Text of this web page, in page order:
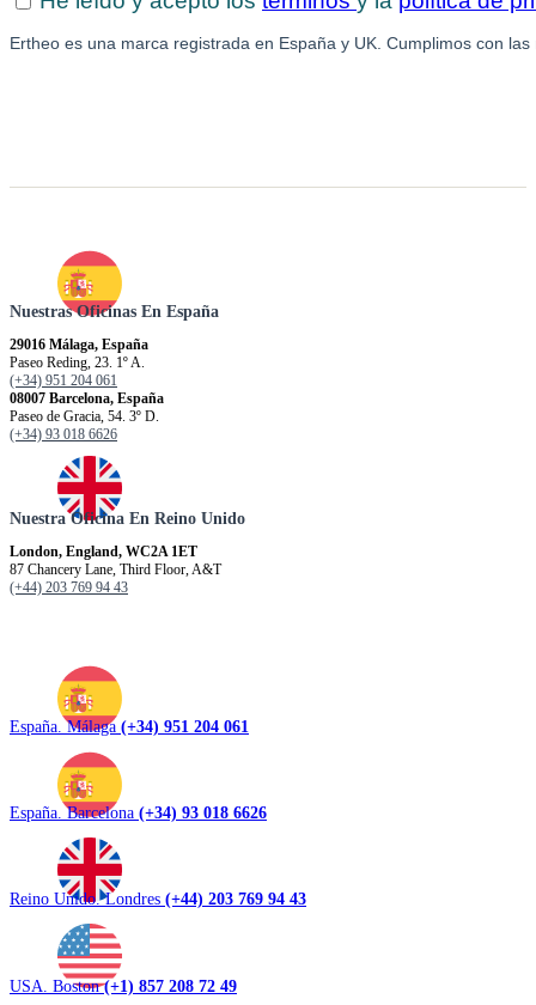
Nuestras Oficinas En España
29016 Málaga, España
Paseo Reding, 23. 1º A.
(+34) 951 204 061
08007 Barcelona, España
Paseo de Gracia, 54. 3º D.
(+34) 93 018 6626
Nuestra Oficina En Reino Unido
London, England, WC2A 1ET
87 Chancery Lane, Third Floor, A&T
(+44) 203 769 94 43
España. Málaga (+34) 951 204 061
España. Barcelona (+34) 93 018 6626
Reino Unido. Londres (+44) 203 769 94 43
USA. Boston(+1) 857 208 72 49